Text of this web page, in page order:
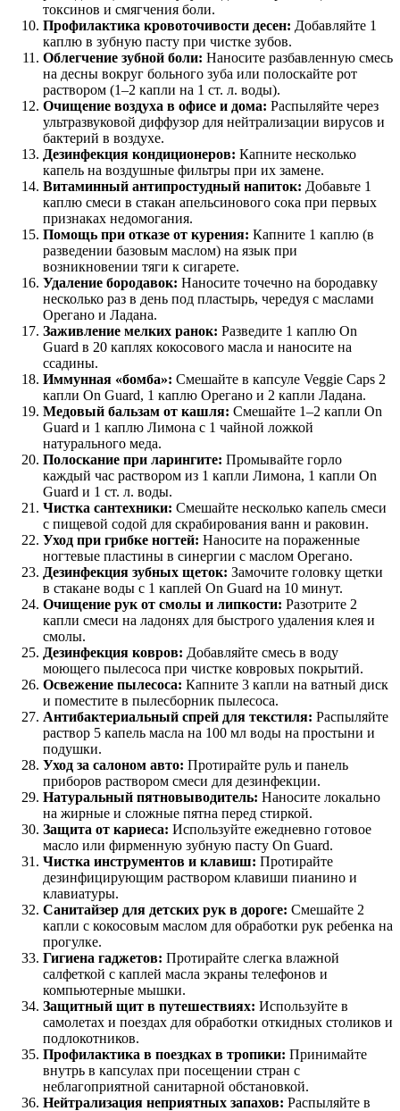
токсинов и смягчения боли.
Профилактика кровоточивости десен: Добавляйте 1
каплю в зубную пасту при чистке зубов.
Облегчение зубной боли: Наносите разбавленную смесь
на десны вокруг больного зуба или полоскайте рот
раствором (1–2 капли на 1 ст. л. воды).
Очищение воздуха в офисе и дома: Распыляйте через
ультразвуковой диффузор для нейтрализации вирусов и
бактерий в воздухе.
Дезинфекция кондиционеров: Капните несколько
капель на воздушные фильтры при их замене.
Витаминный антипростудный напиток: Добавьте 1
каплю смеси в стакан апельсинового сока при первых
признаках недомогания.
Помощь при отказе от курения: Капните 1 каплю (в
разведении базовым маслом) на язык при
возникновении тяги к сигарете.
Удаление бородавок: Наносите точечно на бородавку
несколько раз в день под пластырь, чередуя с маслами
Орегано и Ладана.
Заживление мелких ранок: Разведите 1 каплю On
Guard в 20 каплях кокосового масла и наносите на
ссадины.
Иммунная «бомба»: Смешайте в капсуле Veggie Caps 2
капли On Guard, 1 каплю Орегано и 2 капли Ладана.
Медовый бальзам от кашля: Смешайте 1–2 капли On
Guard и 1 каплю Лимона с 1 чайной ложкой
натурального меда.
Полоскание при ларингите: Промывайте горло
каждый час раствором из 1 капли Лимона, 1 капли On
Guard и 1 ст. л. воды.
Чистка сантехники: Смешайте несколько капель смеси
с пищевой содой для скрабирования ванн и раковин.
Уход при грибке ногтей: Наносите на пораженные
ногтевые пластины в синергии с маслом Орегано.
Дезинфекция зубных щеток: Замочите головку щетки
в стакане воды с 1 каплей On Guard на 10 минут.
Очищение рук от смолы и липкости: Разотрите 2
капли смеси на ладонях для быстрого удаления клея и
смолы.
Дезинфекция ковров: Добавляйте смесь в воду
моющего пылесоса при чистке ковровых покрытий.
Освежение пылесоса: Капните 3 капли на ватный диск
и поместите в пылесборник пылесоса.
Антибактериальный спрей для текстиля: Распыляйте
раствор 5 капель масла на 100 мл воды на простыни и
подушки.
Уход за салоном авто: Протирайте руль и панель
приборов раствором смеси для дезинфекции.
Натуральный пятновыводитель: Наносите локально
на жирные и сложные пятна перед стиркой.
Защита от кариеса: Используйте ежедневно готовое
масло или фирменную зубную пасту On Guard.
Чистка инструментов и клавиш: Протирайте
дезинфицирующим раствором клавиши пианино и
клавиатуры.
Санитайзер для детских рук в дороге: Смешайте 2
капли с кокосовым маслом для обработки рук ребенка на
прогулке.
Гигиена гаджетов: Протирайте слегка влажной
салфеткой с каплей масла экраны телефонов и
компьютерные мышки.
Защитный щит в путешествиях: Используйте в
самолетах и поездах для обработки откидных столиков и
подлокотников.
Профилактика в поездках в тропики: Принимайте
внутрь в капсулах при посещении стран с
неблагоприятной санитарной обстановкой.
Нейтрализация неприятных запахов: Распыляйте в